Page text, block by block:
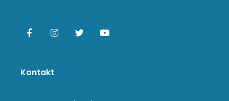
Kontakt